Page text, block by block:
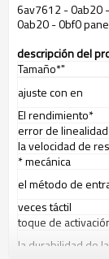
6av7612 - 0ab20
0ab20 - 0bf0
descripción del
Tamaño*"
ajuste con en
El rendimiento*
error de linealidad
la velocidad de
* mecánica
el método de
veces táctil
toque de
la durabilidad de